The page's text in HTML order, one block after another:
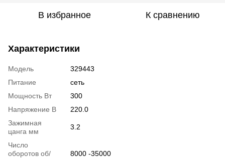
В избранное К сравнению
Характеристики
Модель
329443
Питание
сеть
Мощность Вт
300
Напряжение В
220.0
Зажимная
цанга мм
3.2
Число
оборотов об/
8000 -35000